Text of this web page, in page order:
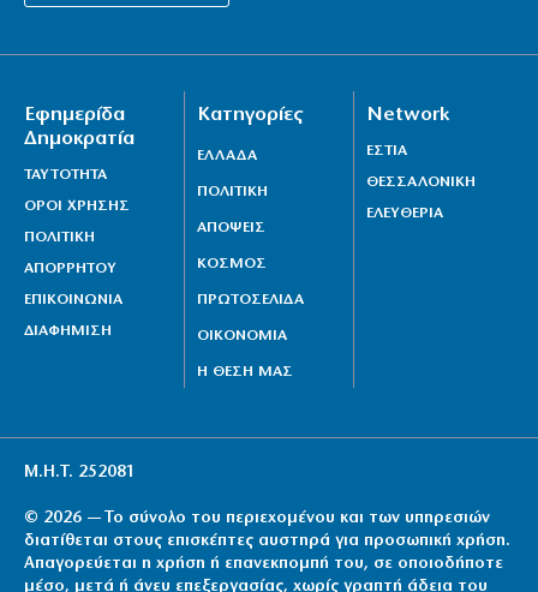
Εφημερίδα
Δημοκρατία
ΤΑΥΤΟΤΗΤΑ
ΟΡΟΙ ΧΡΗΣΗΣ
ΠΟΛΙΤΙΚΗ
ΑΠΟΡΡΗΤΟΥ
ΕΠΙΚΟΙΝΩΝΙΑ
ΔΙΑΦΗΜΙΣΗ
Κατηγορίες
ΕΛΛΑΔΑ
ΠΟΛΙΤΙΚΗ
ΑΠΟΨΕΙΣ
ΚΟΣΜΟΣ
ΠΡΩΤΟΣΕΛΙΔΑ
ΟΙΚΟΝΟΜΙΑ
Η ΘΕΣΗ ΜΑΣ
Network
ΕΣΤΙΑ
ΘΕΣΣΑΛΟΝΙΚΗ
ΕΛΕΥΘΕΡΙΑ
Μ.Η.Τ. 252081
© 2026 — Το σύνολο του περιεχομένου και των υπηρεσιών
διατίθεται στους επισκέπτες αυστηρά για προσωπική χρήση.
Απαγορεύεται η χρήση ή επανεκπομπή του, σε οποιοδήποτε
μέσο, μετά ή άνευ επεξεργασίας, χωρίς γραπτή άδεια του